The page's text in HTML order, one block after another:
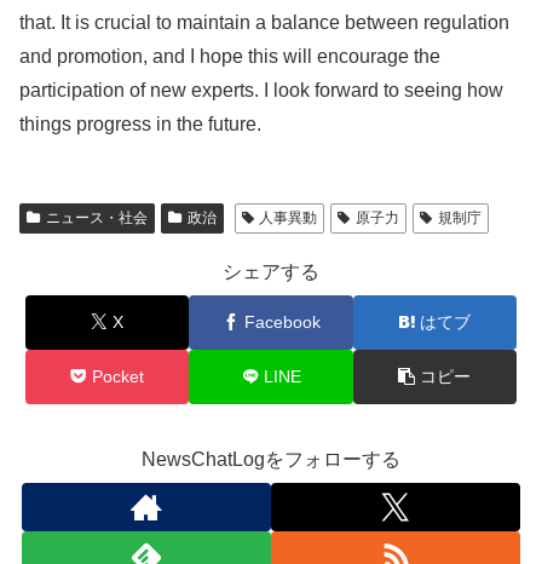
that. It is crucial to maintain a balance between regulation
and promotion, and I hope this will encourage the
participation of new experts. I look forward to seeing how
things progress in the future.
ニュース・社会 政治 人事異動 原子力 規制庁
シェアする
X Facebook はてブ
Pocket LINE コピー
NewsChatLogをフォローする